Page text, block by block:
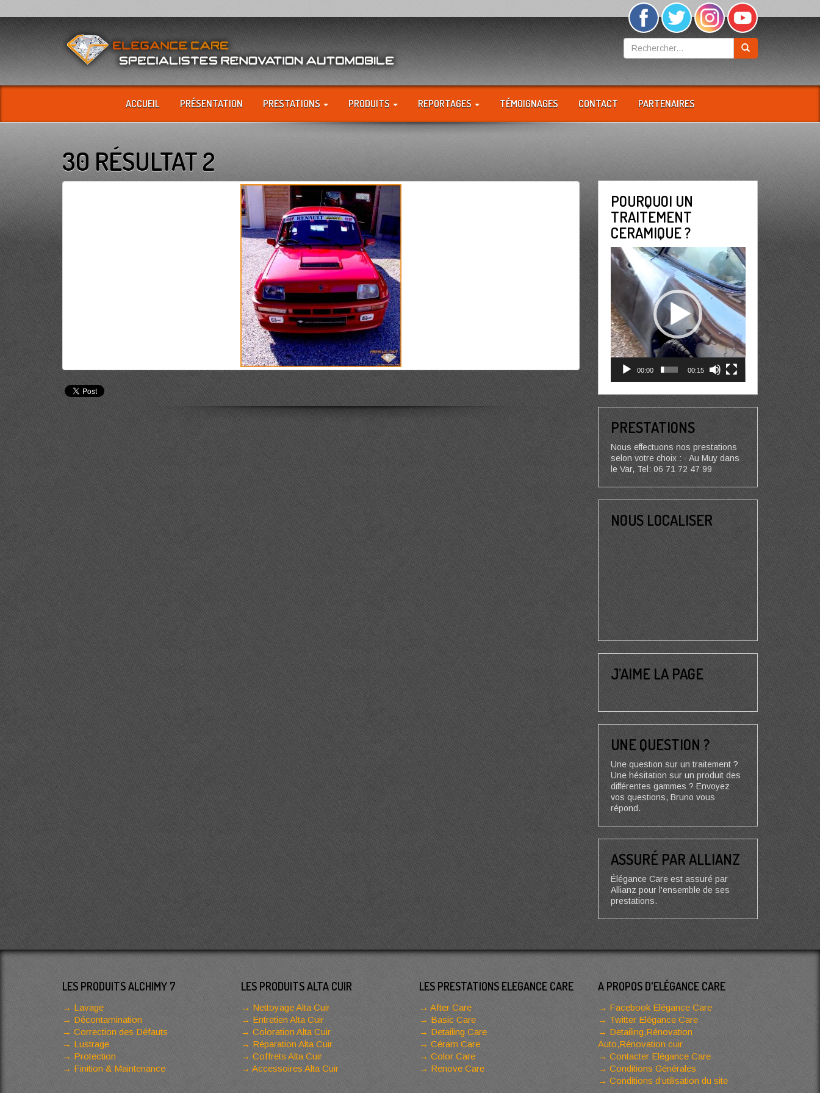
ACCUEIL PRÉSENTATION PRESTATIONS PRODUITS REPORTAGES TÉMOIGNAGES CONTACT PARTENAIRES
30 RÉSULTAT 2
POURQUOI UN
TRAITEMENT
CERAMIQUE ?
Lecteur
vidéo
00:00 00:15
PRESTATIONS
Nous effectuons nos prestations
selon votre choix : - Au Muy dans
le Var, Tel: 06 71 72 47 99
NOUS LOCALISER
J’AIME LA PAGE
UNE QUESTION ?
Une question sur un traitement ?
Une hésitation sur un produit des
différentes gammes ? Envoyez
vos questions, Bruno vous
répond.
ASSURÉ PAR ALLIANZ
Élégance Care est assuré par
Allianz pour l'ensemble de ses
prestations.
LES PRODUITS ALCHIMY 7
Lavage
Décontamination
Correction des Défauts
Lustrage
Protection
Finition & Maintenance
LES PRODUITS ALTA CUIR
Nettoyage Alta Cuir
Entretien Alta Cuir
Coloration Alta Cuir
Réparation Alta Cuir
Coffrets Alta Cuir
Accessoires Alta Cuir
LES PRESTATIONS ELEGANCE CARE
After Care
Basic Care
Detailing Care
Céram Care
Color Care
Renove Care
A PROPOS D'ELÉGANCE CARE
Facebook Elégance Care
Twitter Elégance Care
Detailing,Rénovation
Auto,Rénovation cuir
Contacter Elégance Care
Conditions Générales
Conditions d’utilisation du site